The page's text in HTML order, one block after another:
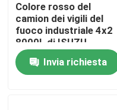
Camion dei vigili del
Camion dei
Colore rosso del
camion dei vigili del
fuoco industriale 4x2
8000L di ISUZU
190HP
Invia richiesta